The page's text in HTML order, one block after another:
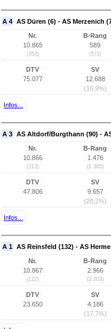
A 4 AS Düren (6) - AS Merzenich
Nr.
10.865
(353)
B-Rang
589
(572)
DTV
75.077
SV
12.688
(16,9%)
Infos...
A 3 AS Altdorf/Burgthann (90) -
Nr.
10.866
(313)
B-Rang
1.476
(1.365)
DTV
47.806
SV
9.657
(20,2%)
Infos...
A 1 AS Reinsfeld (132) - AS
Nr.
10.867
(122)
B-Rang
2.966
(2.203)
DTV
23.650
SV
4.186
(17,7%)